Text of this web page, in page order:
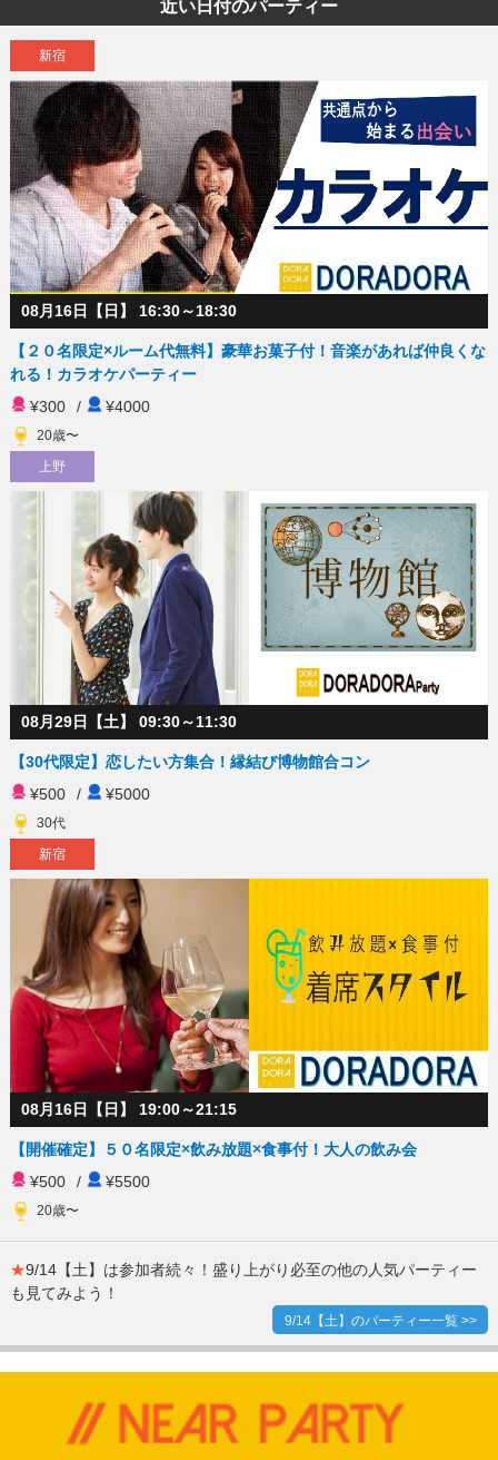
近い日付のパーティー
新宿
08月16日【日】 16:30～18:30
【２０名限定×ルーム代無料】豪華お菓子付！音楽があれば仲良くな
れる！カラオケパーティー
¥300
/ ¥4000
20歳〜
上野
08月29日【土】 09:30～11:30
【30代限定】恋したい方集合！縁結び博物館合コン
¥500
/ ¥5000
30代
新宿
08月16日【日】 19:00～21:15
【開催確定】５０名限定×飲み放題×食事付！大人の飲み会
¥500
/ ¥5500
20歳〜
★9/14【土】は参加者続々！盛り上がり必至の他の人気パーティー
も見てみよう！
9/14【土】のパーティー一覧 >>